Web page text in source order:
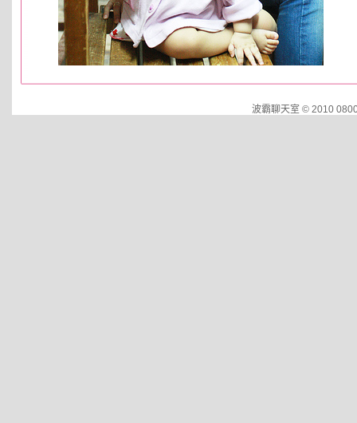
波霸聊天室 © 2010